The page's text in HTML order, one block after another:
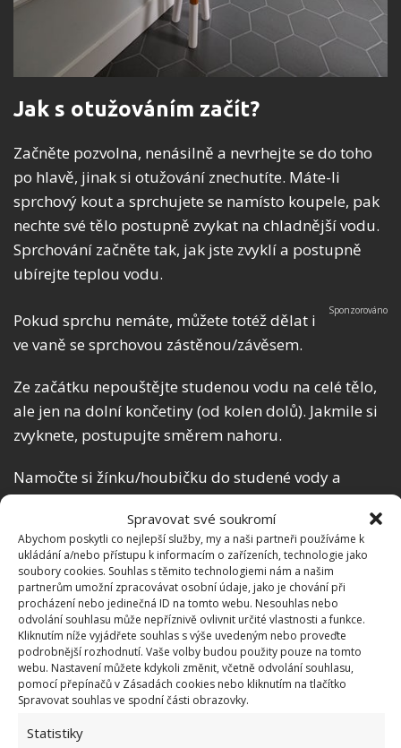
Spravovat své soukromí
Abychom poskytli co nejlepší služby, my a naši partneři používáme k
ukládání a/nebo přístupu k informacím o zařízeních, technologie jako
soubory cookies. Souhlas s těmito technologiemi nám a našim
partnerům umožní zpracovávat osobní údaje, jako je chování při
procházení nebo jedinečná ID na tomto webu. Nesouhlas nebo
odvolání souhlasu může nepříznivě ovlivnit určité vlastnosti a funkce.
Kliknutím níže vyjádřete souhlas s výše uvedeným nebo proveďte
podrobnější rozhodnutí. Vaše volby budou použity pouze na tomto
webu. Nastavení můžete kdykoli změnit, včetně odvolání souhlasu,
pomocí přepínačů v Zásadách cookies nebo kliknutím na tlačítko
Spravovat souhlas ve spodní části obrazovky.
Statistiky
Jak s otužováním začít?
Začněte pozvolna, nenásilně a nevrhejte se do toho
po hlavě, jinak si otužování znechutíte. Máte-li
sprchový kout a sprchujete se namísto koupele, pak
nechte své tělo postupně zvykat na chladnější vodu.
Sprchování začněte tak, jak jste zvyklí a postupně
ubírejte teplou vodu.
Pokud sprchu nemáte, můžete totéž dělat i
ve vaně se sprchovou zástěnou/závěsem.
Ze začátku nepouštějte studenou vodu na celé tělo,
ale jen na dolní končetiny (od kolen dolů). Jakmile si
zvyknete, postupujte směrem nahoru.
Namočte si žínku/houbičku do studené vody a
otírejte si tělo. Pokud vydržíte stát chvíli pod
studenou vodou, zkuste to. Stačí 10 sekund a příště
dobu prodlužujte. Musíte sami vyzkoušet, co je pro
vás schůdnější a kolik toho vydržíte. Důležité je začít
postupně, pomalými kroky, ať se na sprchování
těšíte a nemáte z toho trauma, že zase na vás čeká
zima a ledová voda.
Další tipy na otužování
Snižte doma teplotu o tři až pět stupňů